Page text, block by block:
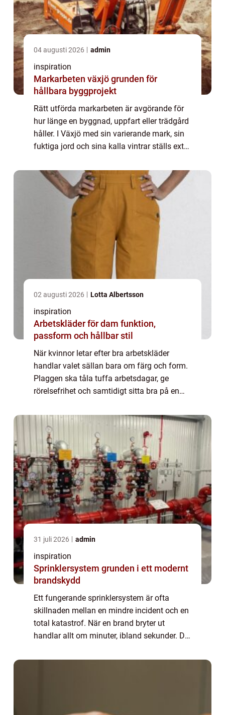
04 augusti 2026 admin
inspiration
Markarbeten växjö grunden för
hållbara byggprojekt
Rätt utförda markarbeten är avgörande för
hur länge en byggnad, uppfart eller trädgård
håller. I Växjö med sin varierande mark, sin
fuktiga jord och sina kalla vintrar ställs extra
När marken förbereds noggr...
02 augusti 2026 Lotta Albertsson
inspiration
Arbetskläder för dam funktion,
passform och hållbar stil
När kvinnor letar efter bra arbetskläder
handlar valet sällan bara om färg och form.
Plaggen ska tåla tuffa arbetsdagar, ge
rörelsefrihet och samtidigt sitta bra på en
kropp som traditionella arbetsplagg är ...
31 juli 2026 admin
inspiration
Sprinklersystem grunden i ett modernt
brandskydd
Ett fungerande sprinklersystem är ofta
skillnaden mellan en mindre incident och en
total katastrof. När en brand bryter ut
handlar allt om minuter, ibland sekunder. Då
snabbare än människor hinner göra, som